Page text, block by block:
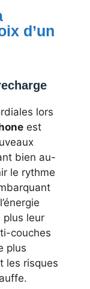
d’un
lors
est
bien au-
le rythme
plus leur
couches
plus
les risques